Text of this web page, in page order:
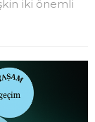
iki önemli